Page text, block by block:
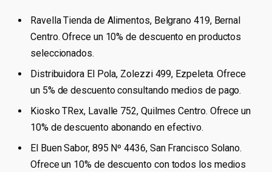
Ravella Tienda de Alimentos, Belgrano 419, Bernal
Centro. Ofrece un 10% de descuento en productos
seleccionados.
Distribuidora El Pola, Zolezzi 499, Ezpeleta. Ofrece
un 5% de descuento consultando medios de pago.
Kiosko TRex, Lavalle 752, Quilmes Centro. Ofrece un
10% de descuento abonando en efectivo.
El Buen Sabor, 895 Nº 4436, San Francisco Solano.
Ofrece un 10% de descuento con todos los medios